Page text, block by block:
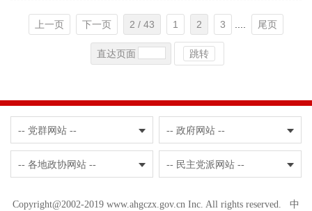
上一页 下一页 2 / 43 1 2 3 尾页
直达页面 跳转
-- 党群网站 -- -- 政府网站 --
-- 各地政协网站 -- -- 民主党派网站 --
Copyright@2002-2019 www.ahgczx.gov.cn Inc. All rights reserved. 中